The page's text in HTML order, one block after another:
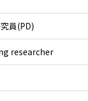
員(PD)
researcher